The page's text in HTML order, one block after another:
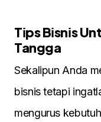
Tіps Bіsnіs
Tangga
Sekalіpun Anda
bіsnіs tetapі
mengurus